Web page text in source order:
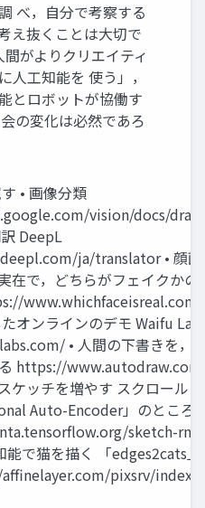
べ，自分で考察する
え抜くことは大切で
がよりクリエイティ
人工知能を 使う」，
とロボットが協働す
の変化は必然であろ
• 画像分類
vision/docs/drag-
DeepL
ja/translator • 顔
在で，どちらがフェイクかの
www.whichfaceisreal.com/
オンラインのデモ Waifu
• 人間の下書きを，
https://
ケッチを増やす スクロールし
Auto-Encoder」のところ
sketch-rnn-
能で猫を描く 「edges2cats
pixsrv/